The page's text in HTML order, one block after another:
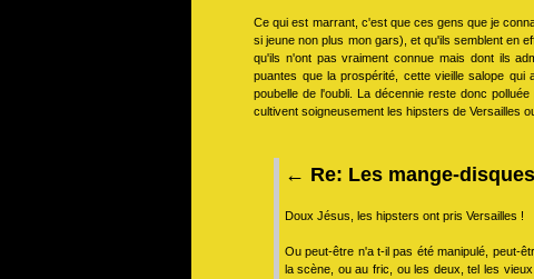
Ce qui est marrant, c'est que ces gens que je
si jeune non plus mon gars), et qu'ils semblent en
qu'ils n'ont pas vraiment connue mais dont ils
puantes que la prospérité, cette vieille salope
poubelle de l'oubli. La décennie reste donc
cultivent soigneusement les hipsters de Versailles
← Re: Les mange-
Doux Jésus, les hipsters ont pris Versailles !
Ou peut-être n'a t-il pas été manipulé, peut-
la scène, ou au fric, ou les deux, tel les